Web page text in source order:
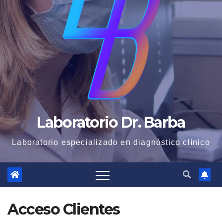
Laboratorio Dr. Barba
Laboratorio especializado en diagnóstico clínico
Acceso Clientes